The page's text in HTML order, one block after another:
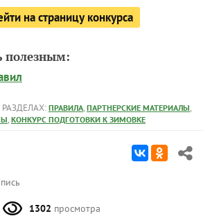
на страницу конкурса
полезным:
ПРАВИЛА, ПАРТНЕРСКИЕ МАТЕРИАЛЫ,
, КОНКУРС ПОДГОТОВКИ К ЗИМОВКЕ
1302 просмотра